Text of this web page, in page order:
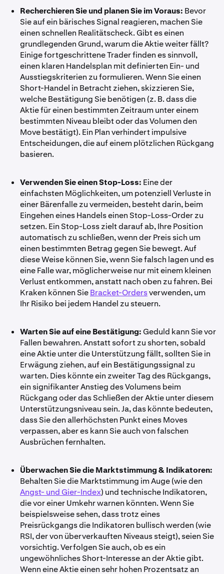
Recherchieren Sie und planen Sie im Voraus: Bevor
Sie auf ein bärisches Signal reagieren, machen Sie
einen schnellen Realitätscheck. Gibt es einen
grundlegenden Grund, warum die Aktie weiter fällt?
Einige fortgeschrittene Trader finden es sinnvoll,
einen klaren Handelsplan mit definierten Ein- und
Ausstiegskriterien zu formulieren. Wenn Sie einen
Short-Handel in Betracht ziehen, skizzieren Sie,
welche Bestätigung Sie benötigen (z. B. dass die
Aktie für einen bestimmten Zeitraum unter einem
bestimmten Niveau bleibt oder das Volumen den
Move bestätigt). Ein Plan verhindert impulsive
Entscheidungen, die auf einem plötzlichen Rückgang
basieren.
Verwenden Sie einen Stop-Loss: Eine der
einfachsten Möglichkeiten, um potenziell Verluste in
einer Bärenfalle zu vermeiden, besteht darin, beim
Eingehen eines Handels einen Stop-Loss-Order zu
setzen. Ein Stop-Loss zielt darauf ab, Ihre Position
automatisch zu schließen, wenn der Preis sich um
einen bestimmten Betrag gegen Sie bewegt. Auf
diese Weise können Sie, wenn Sie falsch lagen und es
eine Falle war, möglicherweise nur mit einem kleinen
Verlust entkommen, anstatt nach oben zu fahren. Bei
Kraken können SieBracket-Ordersverwenden, um
Ihr Risiko bei jedem Handel zu steuern.
Warten Sie auf eine Bestätigung:Geduld kann Sie vor
Fallen bewahren. Anstatt sofort zu shorten, sobald
eine Aktie unter die Unterstützung fällt, sollten Sie in
Erwägung ziehen, auf ein Bestätigungssignal zu
warten. Dies könnte ein zweiter Tag des Rückgangs,
ein signifikanter Anstieg des Volumens beim
Rückgang oder das Schließen der Aktie unter diesem
Unterstützungsniveau sein. Ja, das könnte bedeuten,
dass Sie den allerhöchsten Punkt eines Moves
verpassen, aber es kann Sie auch von falschen
Ausbrüchen fernhalten.
Überwachen Sie die Marktstimmung & Indikatoren:
Behalten Sie die Marktstimmung im Auge (wie den
Angst- und Gier-Index) und technische Indikatoren,
die vor einer Umkehr warnen könnten. Wenn Sie
beispielsweise sehen, dass trotz eines
Preisrückgangs die Indikatoren bullisch werden (wie
RSI, der von überverkauften Niveaus steigt), seien Sie
vorsichtig. Verfolgen Sie auch, ob es ein
ungewöhnliches Short-Interesse an der Aktie gibt.
Wenn eine Aktie einen sehr hohen Prozentsatz an